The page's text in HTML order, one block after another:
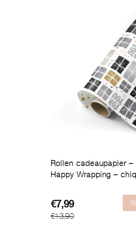
Rollen cadeaupapier
Happy Wrapping –
€13,90
Oorspronkelijke
prijs
€7,99
Huidige
prijs